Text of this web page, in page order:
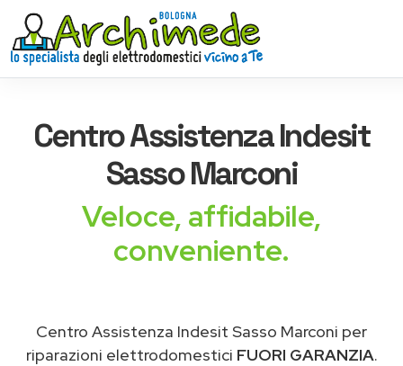
Centro AssistenzaIndesit
Sasso Marconi
Veloce, affidabile,
conveniente.
Centro Assistenza Indesit Sasso Marconi per
riparazioni elettrodomestici FUORI GARANZIA.